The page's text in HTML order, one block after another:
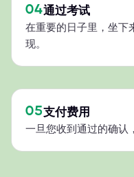
04通过考试
在重要的日子里，坐下
现。
05支付费用
一旦您收到通过的确认